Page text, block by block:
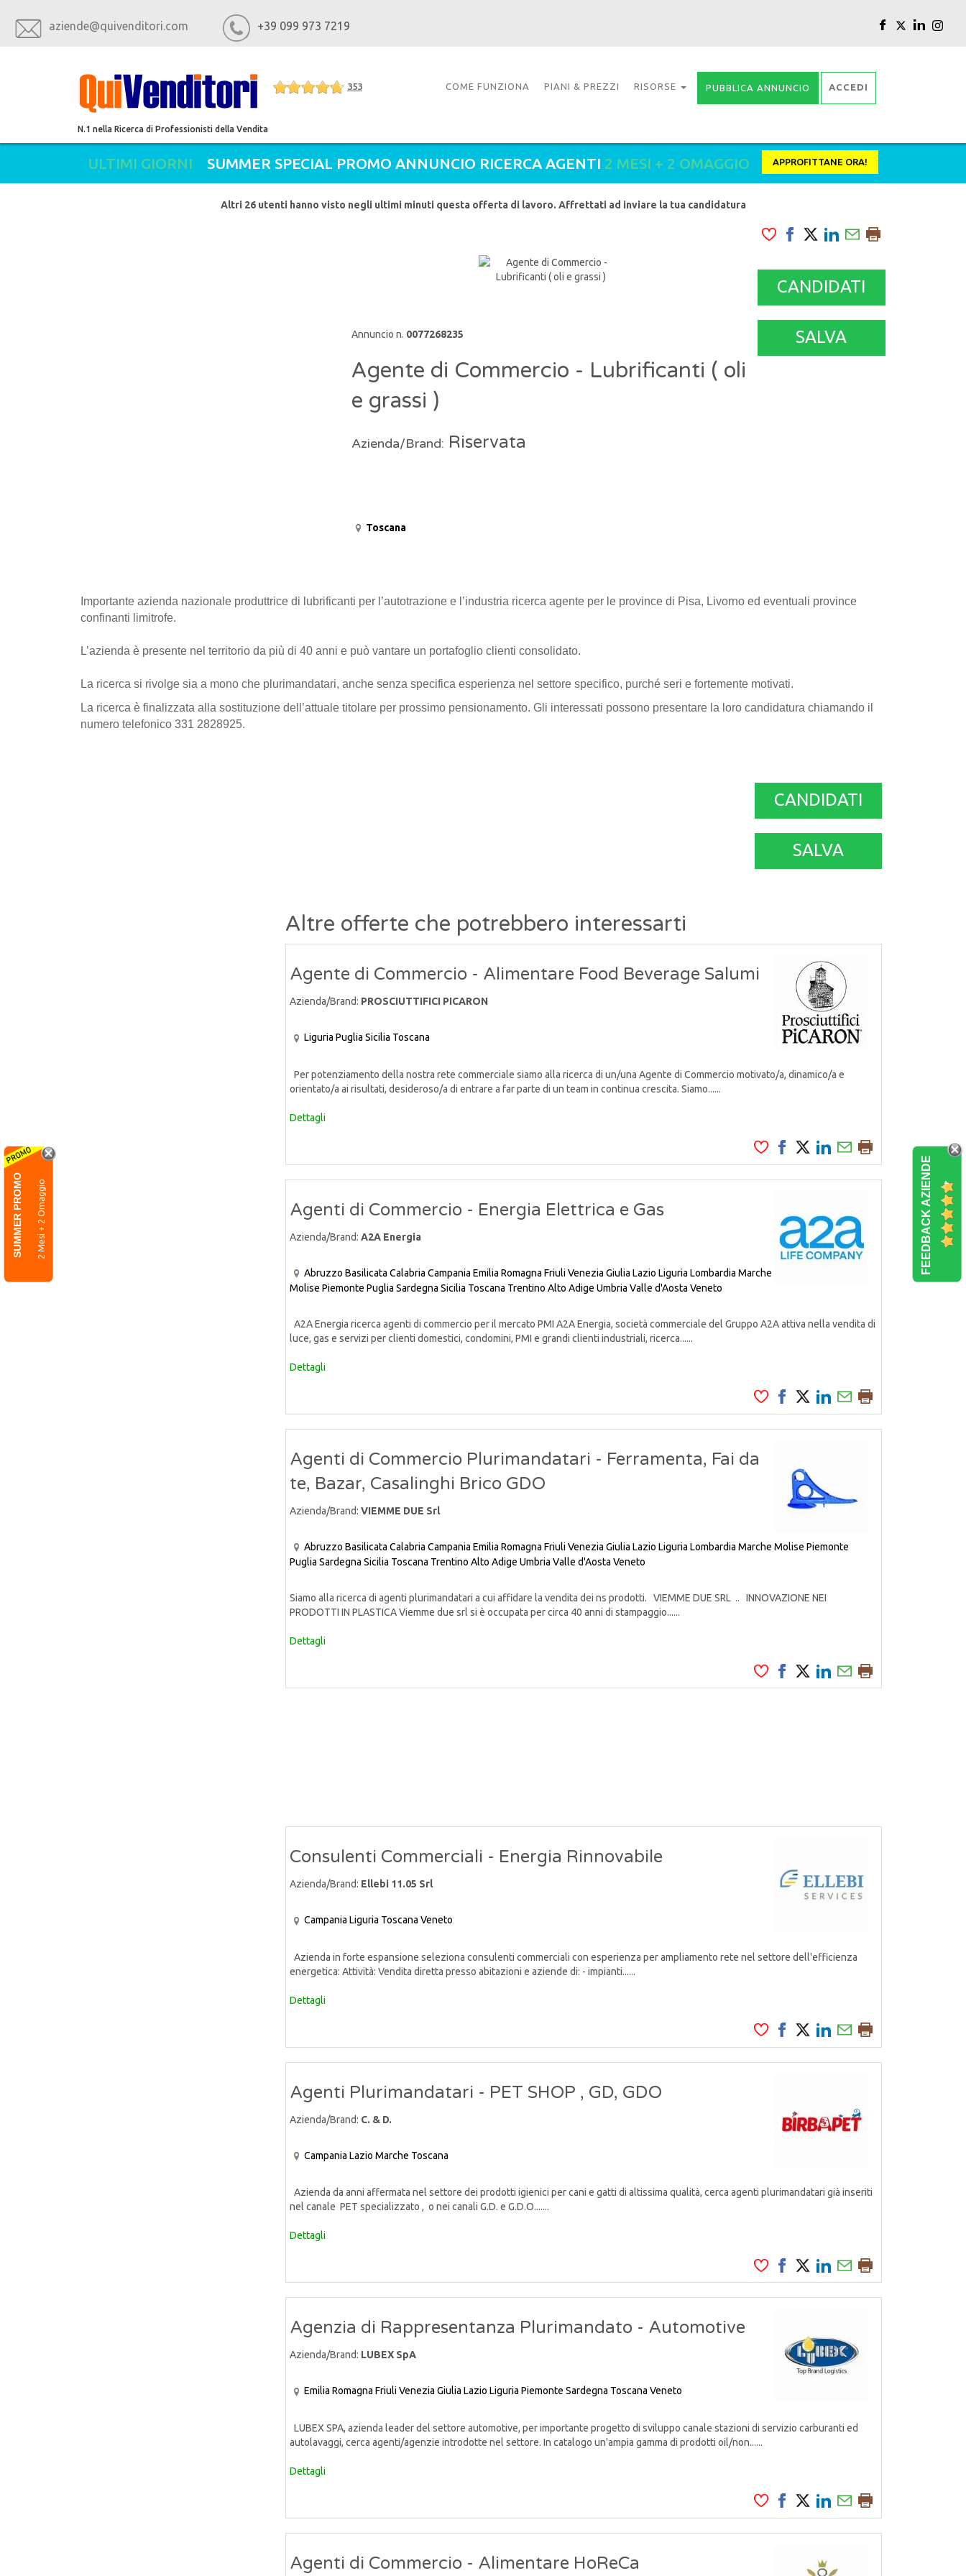
aziende@quivenditori.com +39 099 973 7219
353
N.1 nella Ricerca di Professionisti della Vendita
COME FUNZIONA PIANI & PREZZI RISORSE PUBBLICA ANNUNCIO ACCEDI
ULTIMI GIORNI SUMMER SPECIAL PROMO ANNUNCIO RICERCA AGENTI 2 MESI + 2 OMAGGIO APPROFITTANE ORA!
FEEDBACK AZIENDE
SUMMER PROMO 2 Mesi + 2 Omaggio
Altri 26 utenti hanno visto negli ultimi minuti questa offerta di lavoro. Affrettati ad inviare la tua candidatura
Annuncio n. 0077268235
Agente di Commercio - Lubrificanti ( oli
e grassi )
Azienda/Brand: Riservata
Toscana
CANDIDATI
SALVA
Importante azienda nazionale produttrice di lubrificanti per l’autotrazione e l’industria ricerca agente per le province di Pisa, Livorno ed eventuali province
confinanti limitrofe.
L’azienda è presente nel territorio da più di 40 anni e può vantare un portafoglio clienti consolidato.
La ricerca si rivolge sia a mono che plurimandatari, anche senza specifica esperienza nel settore specifico, purché seri e fortemente motivati.
La ricerca è finalizzata alla sostituzione dell’attuale titolare per prossimo pensionamento. Gli interessati possono presentare la loro candidatura chiamando il
numero telefonico 331 2828925.
CANDIDATI
SALVA
Altre offerte che potrebbero interessarti
Agente di Commercio - Alimentare Food Beverage Salumi
Azienda/Brand: PROSCIUTTIFICI PICARON
Liguria Puglia Sicilia Toscana
Per potenziamento della nostra rete commerciale siamo alla ricerca di un/una Agente di Commercio motivato/a, dinamico/a e
orientato/a ai risultati, desideroso/a di entrare a far parte di un team in continua crescita. Siamo......
Dettagli
Agenti di Commercio - Energia Elettrica e Gas
Azienda/Brand: A2A Energia
Abruzzo Basilicata Calabria Campania Emilia Romagna Friuli Venezia Giulia Lazio Liguria Lombardia Marche
Molise Piemonte Puglia Sardegna Sicilia Toscana Trentino Alto Adige Umbria Valle d'Aosta Veneto
A2A Energia ricerca agenti di commercio per il mercato PMI A2A Energia, società commerciale del Gruppo A2A attiva nella vendita di
luce, gas e servizi per clienti domestici, condomini, PMI e grandi clienti industriali, ricerca......
Dettagli
Agenti di Commercio Plurimandatari - Ferramenta, Fai da
te, Bazar, Casalinghi Brico GDO
Azienda/Brand: VIEMME DUE Srl
Abruzzo Basilicata Calabria Campania Emilia Romagna Friuli Venezia Giulia Lazio Liguria Lombardia Marche Molise Piemonte
Puglia Sardegna Sicilia Toscana Trentino Alto Adige Umbria Valle d'Aosta Veneto
Siamo alla ricerca di agenti plurimandatari a cui affidare la vendita dei ns prodotti. VIEMME DUE SRL .. INNOVAZIONE NEI
PRODOTTI IN PLASTICA Viemme due srl si è occupata per circa 40 anni di stampaggio......
Dettagli
Consulenti Commerciali - Energia Rinnovabile
Azienda/Brand: Ellebi 11.05 Srl
Campania Liguria Toscana Veneto
Azienda in forte espansione seleziona consulenti commerciali con esperienza per ampliamento rete nel settore dell'efficienza
energetica: Attività: Vendita diretta presso abitazioni e aziende di: - impianti......
Dettagli
Agenti Plurimandatari - PET SHOP , GD, GDO
Azienda/Brand: C. & D.
Campania Lazio Marche Toscana
Azienda da anni affermata nel settore dei prodotti igienici per cani e gatti di altissima qualità, cerca agenti plurimandatari già inseriti
nel canale PET specializzato , o nei canali G.D. e G.D.O.......
Dettagli
Agenzia di Rappresentanza Plurimandato - Automotive
Azienda/Brand: LUBEX SpA
Emilia Romagna Friuli Venezia Giulia Lazio Liguria Piemonte Sardegna Toscana Veneto
LUBEX SPA, azienda leader del settore automotive, per importante progetto di sviluppo canale stazioni di servizio carburanti ed
autolavaggi, cerca agenti/agenzie introdotte nel settore. In catalogo un'ampia gamma di prodotti oil/non......
Dettagli
Agenti di Commercio - Alimentare HoReCa